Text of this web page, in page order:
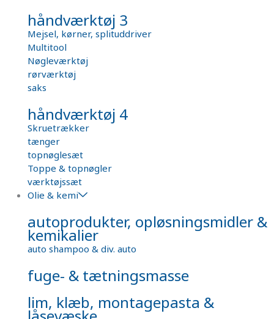
håndværktøj 3
Mejsel, kørner, splituddriver
Multitool
Nøgleværktøj
rørværktøj
saks
håndværktøj 4
Skruetrækker
tænger
topnøglesæt
Toppe & topnøgler
værktøjssæt
Olie & kemi
autoprodukter, opløsningsmidler &
kemikalier
auto shampoo & div. auto
fuge- & tætningsmasse
lim, klæb, montagepasta &